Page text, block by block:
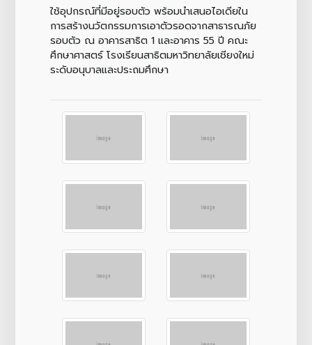
ใช้อุปกรณ์ที่มีอยู่รอบตัว พร้อมนำเสนอไอเดียใน
การสร้างนวัตกรรมการเอาตัวรอดจากสาธารณภัย
รอบตัว ณ อาคารสาธิต 1 และอาคาร 55 ปี คณะ
ศึกษาศาสตร์ โรงเรียนสาธิตมหาวิทยาลัยเชียงใหม่
ระดับอนุบาลและประถมศึกษา